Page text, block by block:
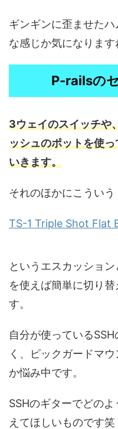
ギンギンに歪ませた
な感じか気になります
P-railsの
3ウェイのスイッチや
ッシュのポットを使
いきます。
それのほかにこういう
TS-1 Triple Shot Flat
というエスカッショ
を使えば簡単に切り
す。
自分が使っている
く、ピックガードマ
か悩み中です。
SSHのギターでどの
えてほしいものです笑